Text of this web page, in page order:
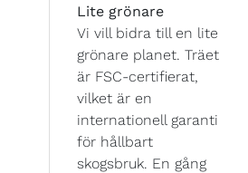
Lite grönare
Vi vill bidra till en lite
grönare planet. Träet
är FSC-certifierat,
vilket är en
internationell garanti
för hållbart
skogsbruk. En gång